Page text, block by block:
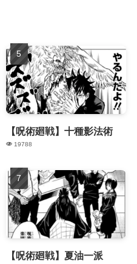
【呪術廻戦】十種影法術
19788
【呪術廻戦】夏油一派